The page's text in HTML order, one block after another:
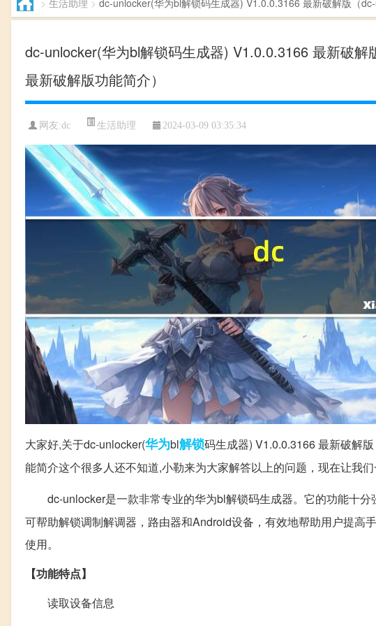
dc-unlocker(华为bl解锁码生成器) V1.0.0.3166 最新破
最新破解版功能简介）
网友:dc 生活助理 2024-03-09 03:35:34
大家好,关于dc-unlocker(华为bl解锁码生成器) V1.0.0.3166 最新破解
能简介这个很多人还不知道,小勒来为大家解答以上的问题，现在让我们
dc-unlocker是一款非常专业的华为bl解锁码生成器。它的功能十分
可帮助解锁调制解调器，路由器和Android设备，有效地帮助用户提高
使用。
【功能特点】
读取设备信息